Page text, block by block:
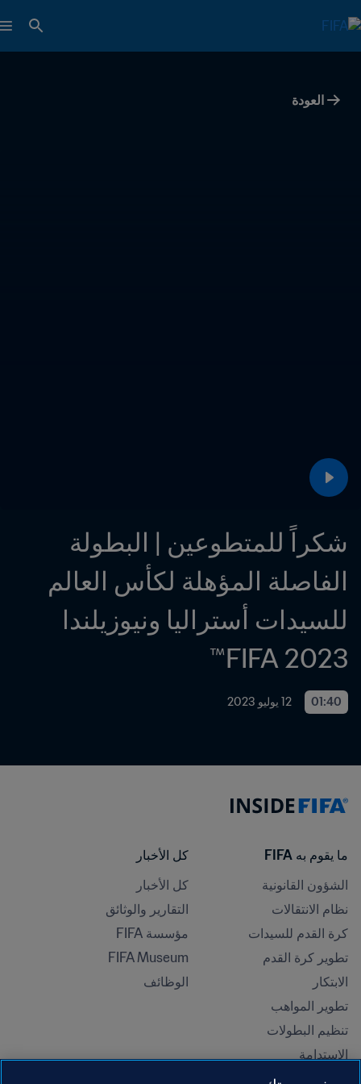
العودة
2023 FIFA™
01:40 12 يوليو 2023
ما يقوم به FIFA
الشؤون القانونية
نظام الانتقالات
كرة القدم للسيدات
تطوير كرة القدم
الابتكار
تطوير المواهب
تنظيم البطولات
الاستدامة
حقوق الإنسان ومناهضة التمييز
كل الأخبار
كل الأخبار
التقارير والوثائق
مؤسسة FIFA
FIFA Museum
الوظائف